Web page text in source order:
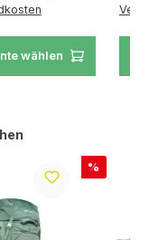
wählen
Rabatt
%